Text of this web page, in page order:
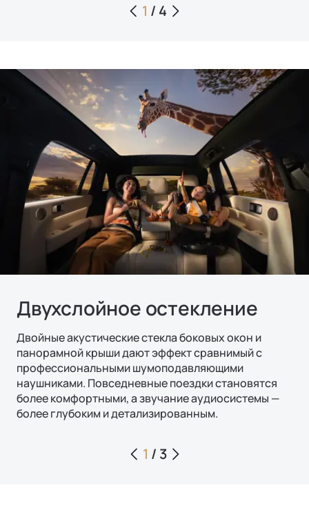
1 / 4
Двухслойное остекление
Двойные акустические стекла боковых окон и
панорамной крыши дают эффект сравнимый с
профессиональными шумоподавляющими
наушниками. Повседневные поездки становятся
более комфортными, а звучание аудиосистемы —
более глубоким и детализированным.
1 / 3